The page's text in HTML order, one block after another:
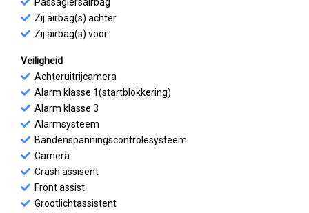
Zij airbag(s) achter
Zij airbag(s) voor
Veiligheid
Achteruitrijcamera
Alarm klasse 1(startblokkering)
Alarm klasse 3
Alarmsysteem
Bandenspanningscontrolesysteem
Camera
Crash assisent
Front assist
Grootlichtassistent